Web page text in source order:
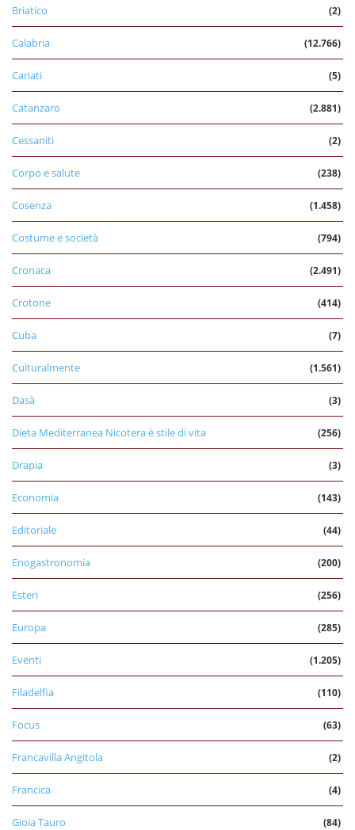
Briatico (2)
Calabria (12.766)
Cariati (5)
Catanzaro (2.881)
Cessaniti (2)
Corpo e salute (238)
Cosenza (1.458)
Costume e società (794)
Cronaca (2.491)
Crotone (414)
Cuba (7)
Culturalmente (1.561)
Dasà (3)
Dieta Mediterranea Nicotera è stile di vita (256)
Drapia (3)
Economia (143)
Editoriale (44)
Enogastronomia (200)
Esteri (256)
Europa (285)
Eventi (1.205)
Filadelfia (110)
Focus (63)
Francavilla Angitola (2)
Francica (4)
Gioia Tauro (84)